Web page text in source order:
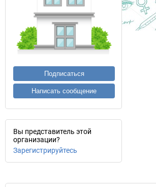
Подписаться
Написать сообщение
Вы представитель этой
организации?
Зарегистрируйтесь